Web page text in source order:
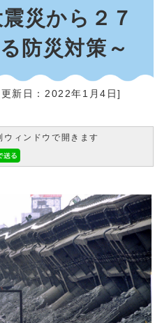
災から２７
防災対策～
更新日：2022年1月4日]
ウィンドウで開きます